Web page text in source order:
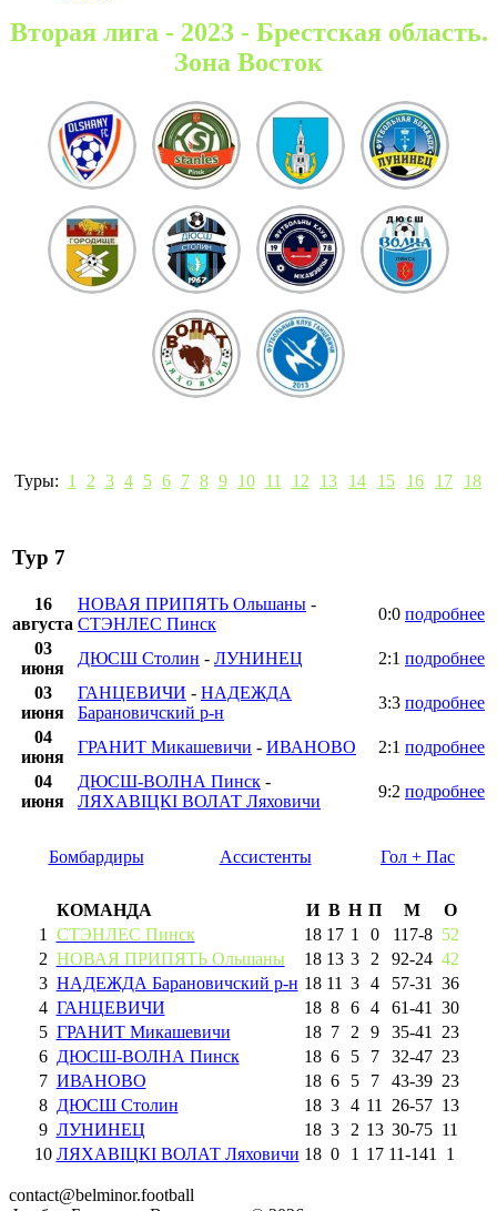
Вторая лига - 2023 - Брестская область.
Зона Восток
Туры: 1 2 3 4 5 6 7 8 9 10 11 12 13 14 15 16 17 18
Тур 7
16
августа
НОВАЯ ПРИПЯТЬ Ольшаны -
СТЭНЛЕС Пинск
0:0 подробнее
03
июня
ДЮСШ Столин - ЛУНИНЕЦ 2:1 подробнее
03
июня
ГАНЦЕВИЧИ - НАДЕЖДА
Барановичский р-н
3:3 подробнее
04
июня
ГРАНИТ Микашевичи - ИВАНОВО 2:1 подробнее
04
июня
ДЮСШ-ВОЛНА Пинск -
ЛЯХАВIЦКI ВОЛАТ Ляховичи
9:2 подробнее
Бомбардиры Ассистенты Гол + Пас
КОМАНДА И В Н П М
О
1
СТЭНЛЕС Пинск 18 17 1 0 117-8 52
2 НОВАЯ ПРИПЯТЬ Ольшаны 18 13 3 2 92-24 42
3 НАДЕЖДА Барановичский р-н 18 11 3 4 57-31
36
4 ГАНЦЕВИЧИ 18 8 6 4 61-41
30
5 ГРАНИТ Микашевичи 18 7 2 9 35-41
23
6 ДЮСШ-ВОЛНА Пинск 18 6 5 7 32-47 23
7 ИВАНОВО 18 6 5 7 43-39 23
8 ДЮСШ Столин 18 3 4 11 26-57 13
9 ЛУНИНЕЦ 18 3 2 13 30-75 11
10 ЛЯХАВIЦКI ВОЛАТ Ляховичи 18 0 1 17 11-141 1
contact@belminor.football